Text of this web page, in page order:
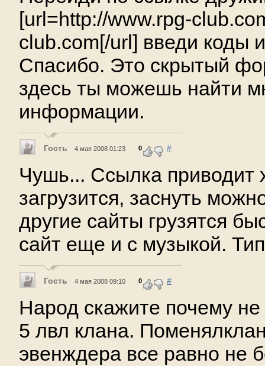
[url=http://www.rpg-
club.com[/url] введи коды
Спасибо. Это скрытый
здесь ты можешь найти
информации.
Гость 4 мая 2008 01:23 0 #
Чушь... Ссылка приводит
загрузится, заснуть
другие сайты грузятся
сайт еще и с музыкой.
Гость 4 мая 2008 09:10 0 #
Народ скажите почему не
5 лвл клана.
эвенждера все равно не